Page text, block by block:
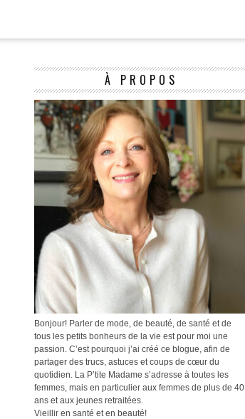
À PROPOS
Bonjour! Parler de mode, de beauté, de santé et de
tous les petits bonheurs de la vie est pour moi une
passion. C’est pourquoi j’ai créé ce blogue, afin de
partager des trucs, astuces et coups de cœur du
quotidien. La P’tite Madame s’adresse à toutes les
femmes, mais en particulier aux femmes de plus de 40
ans et aux jeunes retraitées.
Vieillir en santé et en beauté!